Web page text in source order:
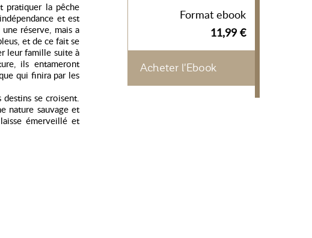
pratiquer la pêche
et est
réserve, mais a
et de ce fait se
leur famille suite à
ils entameront
qui finira par les
se croisent.
nature sauvage et
émerveillé et
Format ebook
11,99 €
Acheter l'Ebook